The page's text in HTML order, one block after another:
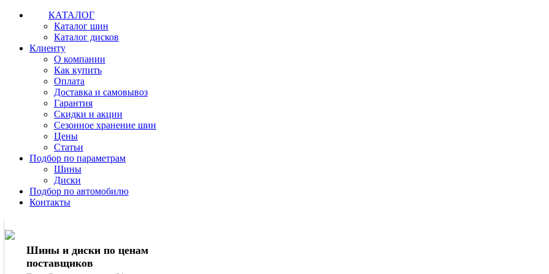
КАТАЛОГ
Каталог шин
Каталог дисков
Клиенту
О компании
Как купить
Оплата
Доставка и самовывоз
Гарантия
Скидки и акции
Сезонное хранение шин
Цены
Статьи
Подбор по параметрам
Шины
Диски
Подбор по автомобилю
Контакты
Шины и диски по ценам
поставщиков